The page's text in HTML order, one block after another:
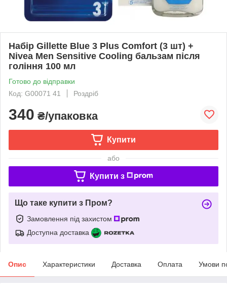
Набір Gillette Blue 3 Plus Comfort (3 шт) +
Nivea Men Sensitive Cooling бальзам після
гоління 100 мл
Готово до відправки
Код: G00071 41
Роздріб
340 ₴/упаковка
Купити
або
Купити з
Що таке купити з Пром?
Замовлення під захистом
Доступна доставка
Опис Характеристики Доставка Оплата Умови